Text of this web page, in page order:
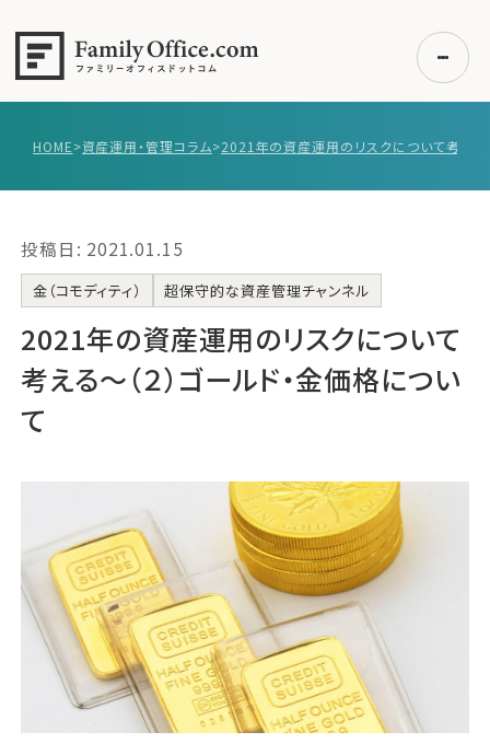
事例紹介
エキスパート一覧
無料講座
コラム
運営会社
ファミリーオフィスとは
関連書籍
メールマガジン登録
よくある質問
HOME>資産運用・管理コラム>
投稿日: 2021.01.15
金（コモディティ） 超保守的な資産管理チャンネル
2021年の資産運用のリスクについて
考える〜（２）ゴールド・金価格につい
て